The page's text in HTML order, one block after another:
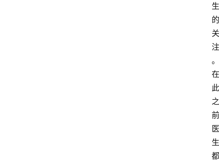
生
的
关
注
。
在
此
之
前
医
生
都